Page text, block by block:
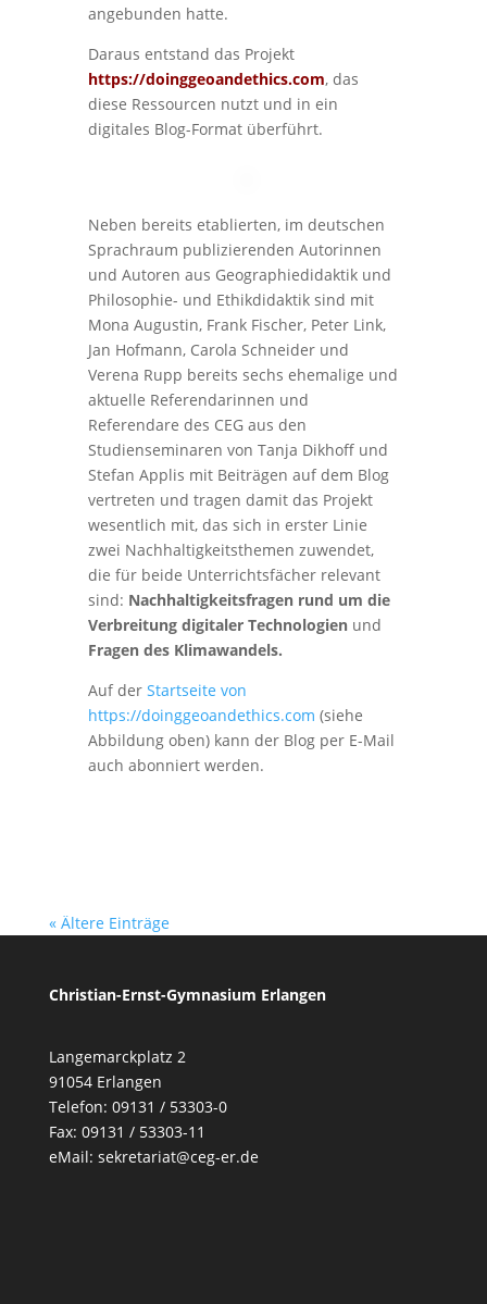
angebunden hatte.
Daraus entstand das Projekt
https://doinggeoandethics.com, das
diese Ressourcen nutzt und in ein
digitales Blog-Format überführt.
Neben bereits etablierten, im deutschen
Sprachraum publizierenden Autorinnen
und Autoren aus Geographiedidaktik und
Philosophie- und Ethikdidaktik sind mit
Mona Augustin, Frank Fischer, Peter Link,
Jan Hofmann, Carola Schneider und
Verena Rupp bereits sechs ehemalige und
aktuelle Referendarinnen und
Referendare des CEG aus den
Studienseminaren von Tanja Dikhoff und
Stefan Applis mit Beiträgen auf dem Blog
vertreten und tragen damit das Projekt
wesentlich mit, das sich in erster Linie
zwei Nachhaltigkeitsthemen zuwendet,
die für beide Unterrichtsfächer relevant
sind: Nachhaltigkeitsfragen rund um die
Verbreitung digitaler Technologienund
Fragen des Klimawandels.
Auf der Startseite von
https://doinggeoandethics.com (siehe
Abbildung oben) kann der Blog per E-Mail
auch abonniert werden.
« Ältere Einträge
Christian-Ernst-Gymnasium Erlangen
Langemarckplatz 2
91054 Erlangen
Telefon: 09131 / 53303-0
Fax: 09131 / 53303-11
eMail: sekretariat@ceg-er.de